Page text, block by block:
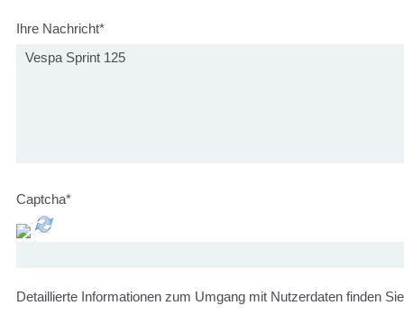
Ihre Nachricht*
Captcha*
Detaillierte Informationen zum Umgang mit Nutzerdaten finden Sie